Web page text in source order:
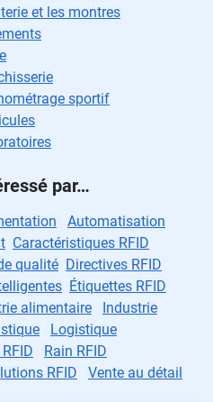
et les montres
sportif
par…
Automatisation
Caractéristiques RFID
qualité Directives RFID
Étiquettes RFID
alimentaire
Industrie
Logistique
Rain RFID
RFID
Vente au détail